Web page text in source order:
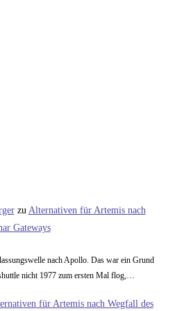
zu Alternativen für Artemis nach
Gateways
nach Apollo. Das war ein Grund
nicht 1977 zum ersten Mal flog,…
für Artemis nach Wegfall des